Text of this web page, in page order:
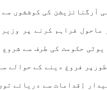
آرگنائزیشن کی کوششوں
فراہم کرنے پر
حکومت کی طرف سے
فروغ دینے کے حوالے
اِقدامات سے دریائے